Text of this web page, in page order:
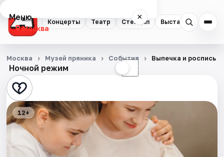
Концерты Театр Стендап Выставки
Меню ×
Москва
Концерты
Театр
Стендап
Выставки
Квесты
Ночной режим ☾
Москва Музей пряника События Выпечка и роспись
12+